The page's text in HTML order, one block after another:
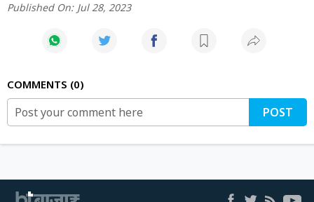
Published On: Jul 28, 2023
COMMENTS 0
POST